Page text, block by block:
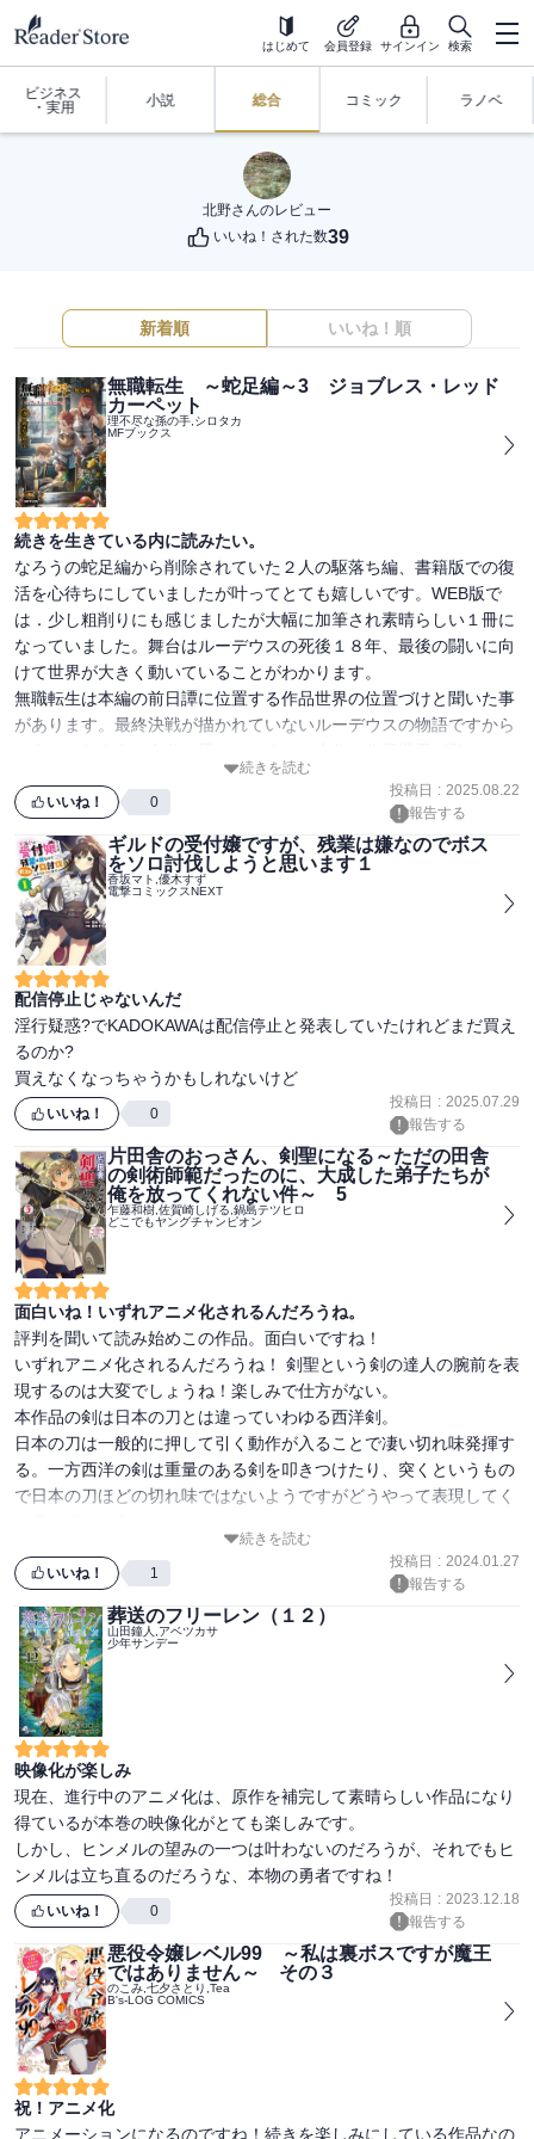
はじめて 会員登録 サインイン 検索
ビジネス
・実用
小説 総合 コミック ラノベ
北野さんのレビュー
いいね！された数39
新着順 いいね！順
無職転生 ～蛇足編～3 ジョブレス・レッド
カーペット
理不尽な孫の手,シロタカ
MFブックス
続きを生きている内に読みたい。
なろうの蛇足編から削除されていた２人の駆落ち編、書籍版での復
活を心待ちにしていましたが叶ってとても嬉しいです。WEB版で
は．少し粗削りにも感じましたが大幅に加筆され素晴らしい１冊に
なっていました。舞台はルーデウスの死後１８年、最後の闘いに向
けて世界が大きく動いていることがわかります。
無職転生は本編の前日譚に位置する作品世界の位置づけと聞いた事
があります。最終決戦が描かれていないルーデウスの物語ですから
る事が伺い知れました。大変に難しい作品とは思いますが是非、自
分もいい歳になり自分が死ぬ迄には本編が読みたいものだと密かに
続きを読む
いいね！ 0
投稿日 : 2025.08.22
報告する
ギルドの受付嬢ですが、残業は嫌なのでボス
をソロ討伐しようと思います１
香坂マト,優木すず
電撃コミックスNEXT
配信停止じゃないんだ
淫行疑惑?でKADOKAWAは配信停止と発表していたけれどまだ買え
るのか?
買えなくなっちゃうかもしれないけど
いいね！ 0
投稿日 : 2025.07.29
報告する
片田舎のおっさん、剣聖になる～ただの田舎
の剣術師範だったのに、大成した弟子たちが
俺を放ってくれない件～ 5
乍藤和樹,佐賀崎しげる,鍋島テツヒロ
どこでもヤングチャンピオン
面白いね！いずれアニメ化されるんだろうね。
評判を聞いて読み始めこの作品。面白いですね！
いずれアニメ化されるんだろうね！ 剣聖という剣の達人の腕前を表
現するのは大変でしょうね！楽しみで仕方がない。
本作品の剣は日本の刀とは違っていわゆる西洋剣。
日本の刀は一般的に押して引く動作が入ることで凄い切れ味発揮す
る。一方西洋の剣は重量のある剣を叩きつけたり、突くというもの
で日本の刀ほどの切れ味ではないようですがどうやって表現してく
剣道かじっていた人間としては楽しみです。
続きを読む
いいね！ 1
投稿日 : 2024.01.27
報告する
葬送のフリーレン（１２）
山田鐘人,アベツカサ
少年サンデー
映像化が楽しみ
現在、進行中のアニメ化は、原作を補完して素晴らしい作品になり
得ているが本巻の映像化がとても楽しみです。
しかし、ヒンメルの望みの一つは叶わないのだろうが、それでもヒ
ンメルは立ち直るのだろうな、本物の勇者ですね！
いいね！ 0
投稿日 : 2023.12.18
報告する
悪役令嬢レベル99 ～私は裏ボスですが魔王
ではありません～ その３
のこみ,七夕さとり,Tea
B's-LOG COMICS
祝！アニメ化
アニメーションになるのですね！続きを楽しみにしている作品なの